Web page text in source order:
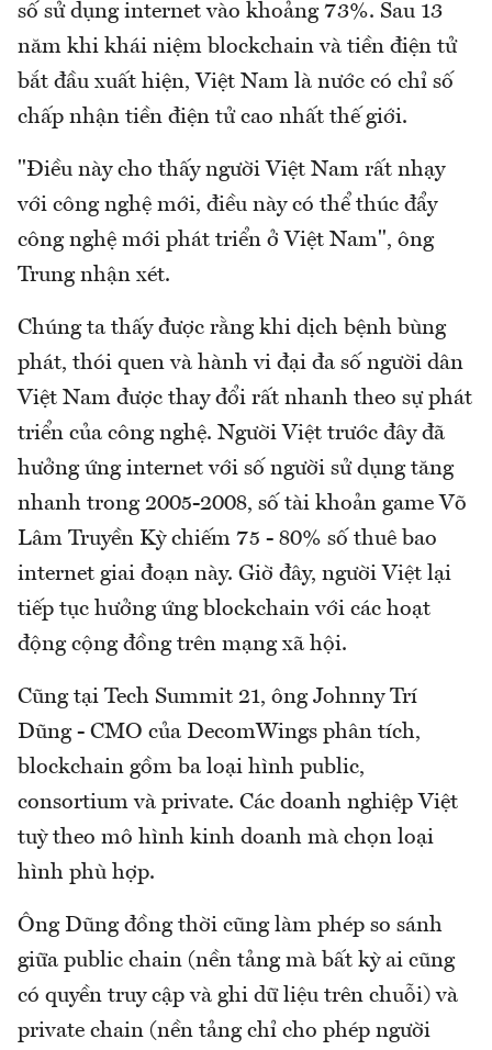
số sử dụng internet vào khoảng 73%. Sau 13
năm khi khái niệm blockchain và tiền điện tử
bắt đầu xuất hiện, Việt Nam là nước có chỉ số
chấp nhận tiền điện tử cao nhất thế giới.
"Điều này cho thấy người Việt Nam rất nhạy
với công nghệ mới, điều này có thể thúc đẩy
công nghệ mới phát triển ở Việt Nam", ông
Trung nhận xét.
Chúng ta thấy được rằng khi dịch bệnh bùng
phát, thói quen và hành vi đại đa số người dân
Việt Nam được thay đổi rất nhanh theo sự phát
triển của công nghệ. Người Việt trước đây đã
hưởng ứng internet với số người sử dụng tăng
nhanh trong 2005-2008, số tài khoản game Võ
Lâm Truyền Kỳ chiếm 75 - 80% số thuê bao
internet giai đoạn này. Giờ đây, người Việt lại
tiếp tục hưởng ứng blockchain với các hoạt
động cộng đồng trên mạng xã hội.
Cũng tại Tech Summit 21, ông Johnny Trí
Dũng - CMO của DecomWings phân tích,
blockchain gồm ba loại hình public,
consortium và private. Các doanh nghiệp Việt
tuỳ theo mô hình kinh doanh mà chọn loại
hình phù hợp.
Ông Dũng đồng thời cũng làm phép so sánh
giữa public chain (nền tảng mà bất kỳ ai cũng
có quyền truy cập và ghi dữ liệu trên chuỗi) và
private chain (nền tảng chỉ cho phép người